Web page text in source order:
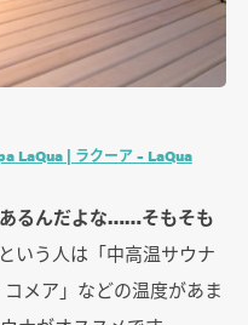
LaQua | ラクーア – LaQua
あるんだよな……そもそも
という人は「中高温サウナ
メア」などの温度があま